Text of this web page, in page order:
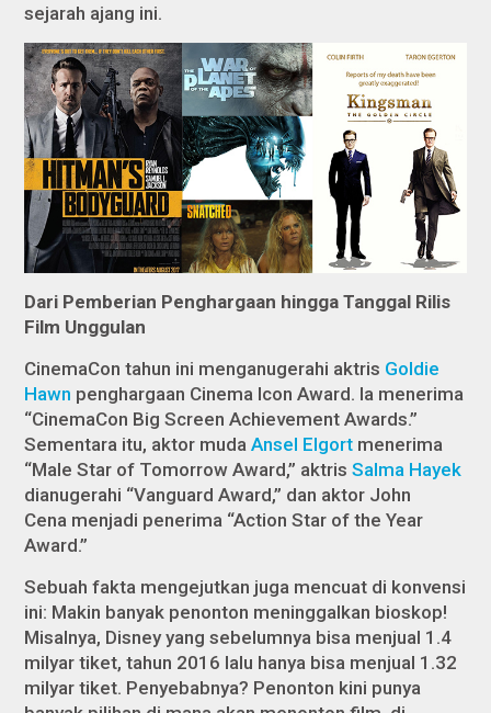
sejarah ajang ini.
Dari Pemberian Penghargaan hingga Tanggal Rilis
Film Unggulan
CinemaCon tahun ini menganugerahi aktris Goldie
Hawn penghargaan Cinema Icon Award. Ia menerima
“CinemaCon Big Screen Achievement Awards.”
Sementara itu, aktor mudaAnsel Elgort menerima
“Male Star of Tomorrow Award,” aktrisSalma Hayek
dianugerahi “Vanguard Award,” dan aktor John
Cena menjadi penerima “Action Star of the Year
Award.”
Sebuah fakta mengejutkan juga mencuat di konvensi
ini: Makin banyak penonton meninggalkan bioskop!
Misalnya, Disney yang sebelumnya bisa menjual 1.4
milyar tiket, tahun 2016 lalu hanya bisa menjual 1.32
milyar tiket. Penyebabnya? Penonton kini punya